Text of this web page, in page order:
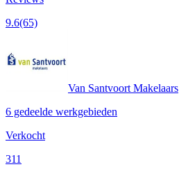
9.6(65)
Van Santvoort Makelaars
6 gedeelde werkgebieden
Verkocht
311